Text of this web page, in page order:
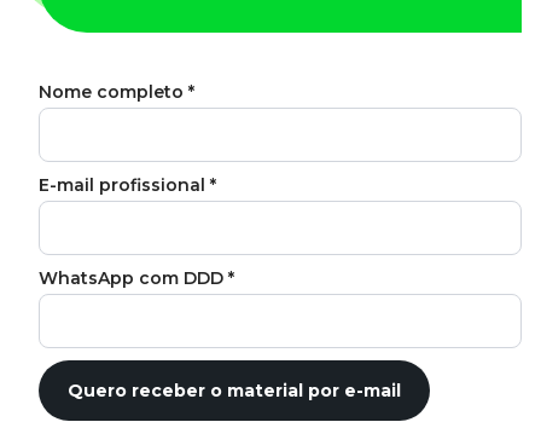
Cursos
Departamento Pessoal
Para simplificar os processos
Eleve os resultados da organização
Gestão de Pessoas e Liderança
Recursos Humanos
Treinamento de Produto